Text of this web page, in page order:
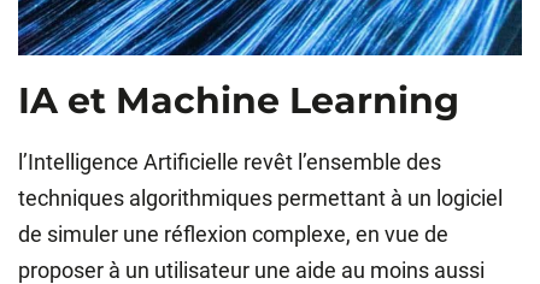
IA et Machine Learning
l’Intelligence Artificielle revêt l’ensemble des
techniques algorithmiques permettant à un logiciel
de simuler une réflexion complexe, en vue de
proposer à un utilisateur une aide au moins aussi